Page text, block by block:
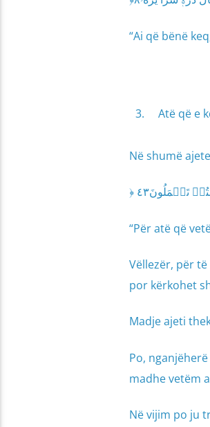
“Ai që bënë
Atë që e
Në shumë
“Për atë që
Vëllezër, për
por kërkohet
Madje ajeti
Po,
madhe vetëm
Në vijim po ju